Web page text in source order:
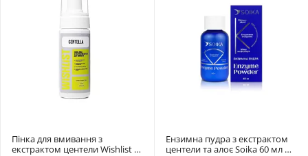
Пінка для вмивання з
екстрактом центели Wishlist
Ензимна пудра з екстрактом
центели та алоє Soika 60 мл